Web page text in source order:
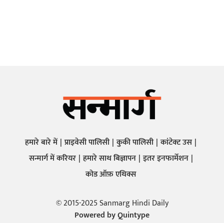
हमारे बारे में प्राइवेसी पालिसी कुकी पालिसी कांटेक्ट उस
सन्मार्ग में करियर हमारे साथ बिज्ञापन इतर इनफार्मेशन
कोड ऑफ़ एथिक्स
© 2015-2025 Sanmarg Hindi Daily
Powered byQuintype